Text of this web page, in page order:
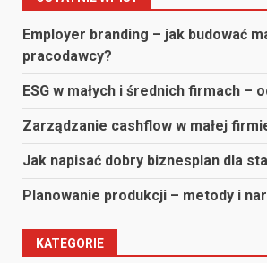
Employer branding – jak budować
pracodawcy?
ESG w małych i średnich firmach –
Zarządzanie cashflow w małej
Jak napisać dobry biznesplan dla
Planowanie produkcji – metody i
KATEGORIE